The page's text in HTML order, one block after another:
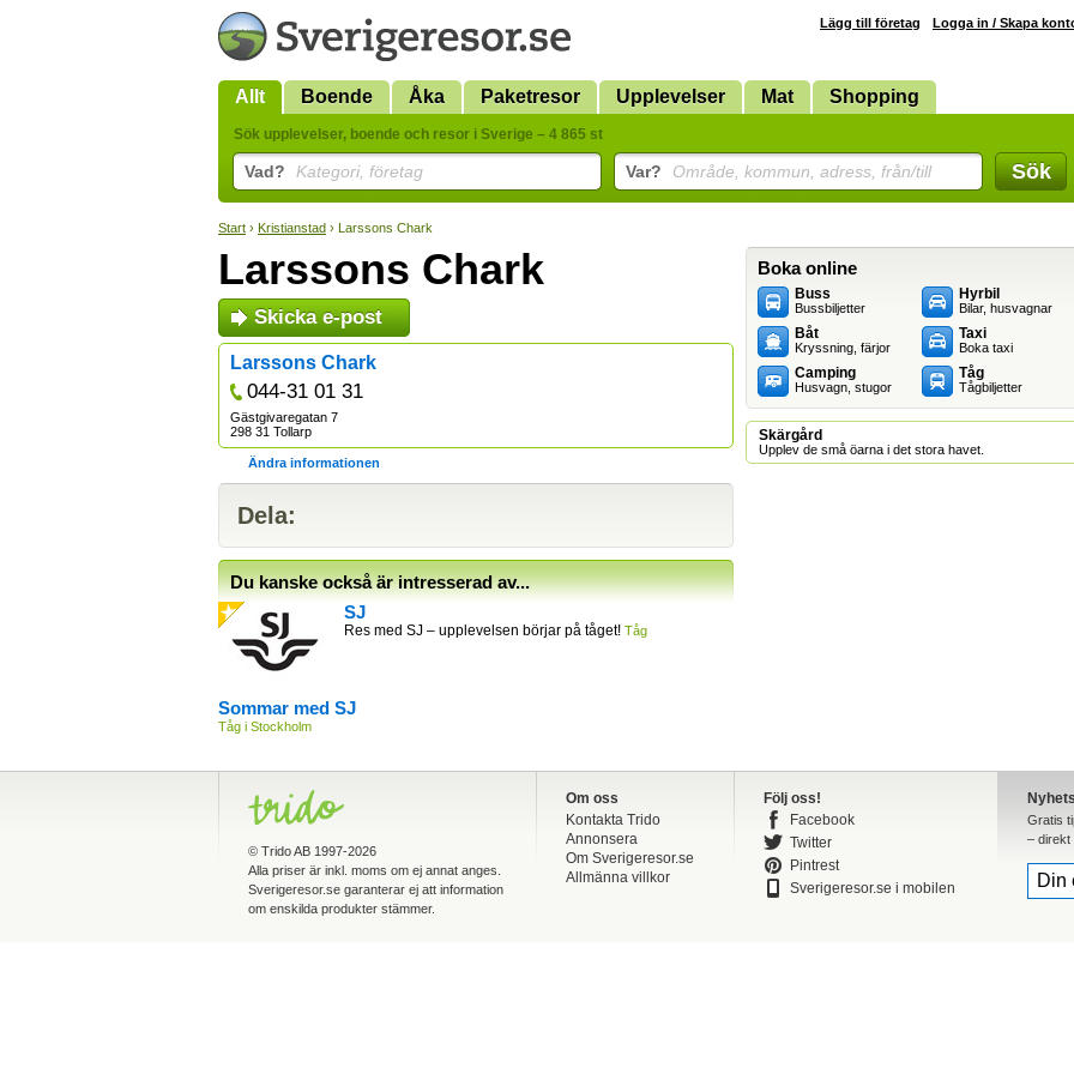
Lägg till företag Logga in / Skapa
Allt Boende Åka Paketresor Upplevelser Mat Shopping
Sök upplevelser, boende och resor i Sverige – 4 865 st
Vad? Kategori, företag Var? Område, kommun, adress, från/till Sök
Start › Kristianstad › Larssons Chark
Larssons Chark
Skicka e-post
Larssons Chark
044-31 01 31
Gästgivaregatan 7
298 31 Tollarp
Ändra informationen
Dela:
Du kanske också är intresserad av...
SJ
Res med SJ – upplevelsen börjar på tåget! Tåg
Sommar med SJ
Tåg i Stockholm
Boka online
Buss
Bussbiljetter
Båt
Kryssning, färjor
Camping
Husvagn, stugor
Hyrbil
Bilar, husvagnar
Taxi
Boka taxi
Tåg
Tågbiljetter
Skärgård
Upplev de små öarna i det stora havet.
© Trido AB 1997-2026
Alla priser är inkl. moms om ej annat anges.
Sverigeresor.se garanterar ej att information
om enskilda produkter stämmer.
Om oss
Kontakta Trido
Annonsera
Om Sverigeresor.se
Allmänna villkor
Följ oss!
Facebook
Twitter
Pintrest
Sverigeresor.se i mobilen
Gratis
– direkt